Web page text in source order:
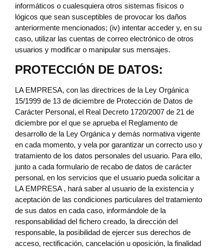
informáticos o cualesquiera otros sistemas físicos o
lógicos que sean susceptibles de provocar los daños
anteriormente mencionados; (iv) intentar acceder y, en su
caso, utilizar las cuentas de correo electrónico de otros
usuarios y modificar o manipular sus mensajes.
PROTECCIÓN DE DATOS:
LA EMPRESA, con las directrices de la Ley Orgánica
15/1999 de 13 de diciembre de Protección de Datos de
Carácter Personal, el Real Decreto 1720/2007 de 21 de
diciembre por el que se aprueba el Reglamento de
desarrollo de la Ley Orgánica y demás normativa vigente
en cada momento, y vela por garantizar un correcto uso y
tratamiento de los datos personales del usuario. Para ello,
junto a cada formulario de recabo de datos de carácter
personal, en los servicios que el usuario pueda solicitar a
LA EMPRESA , hará saber al usuario de la existencia y
aceptación de las condiciones particulares del tratamiento
de sus datos en cada caso, informándole de la
responsabilidad del fichero creado, la dirección del
responsable, la posibilidad de ejercer sus derechos de
acceso, rectificación, cancelación u oposición, la finalidad